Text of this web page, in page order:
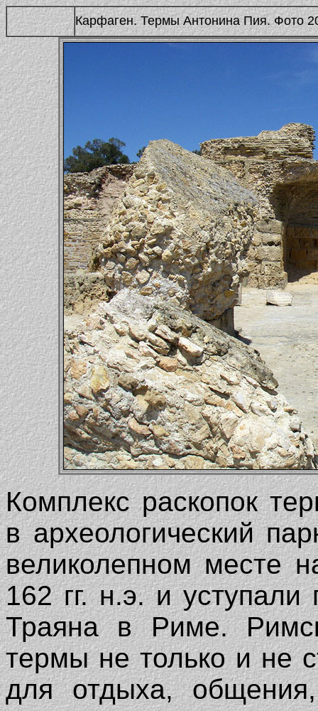
Карфаген. Термы Антонина Пия. Фото
Комплекс раскопок
в археологический
великолепном месте
162 гг. н.э. и
Траяна в Риме.
термы не только и не
для отдыха,